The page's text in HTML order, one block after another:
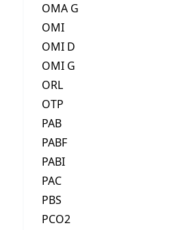
OMA G
OMI
OMI D
OMI G
ORL
OTP
PAB
PABF
PABI
PAC
PBS
PCO2